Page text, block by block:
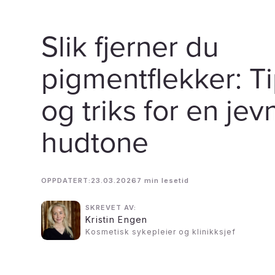
Slik fjerner du
pigmentflekker:
og triks for en
hudtone
OPPDATERT: 23.03.2026 7 min lesetid
SKREVET AV:
Kristin Engen
Kosmetisk sykepleier og klinikksjef